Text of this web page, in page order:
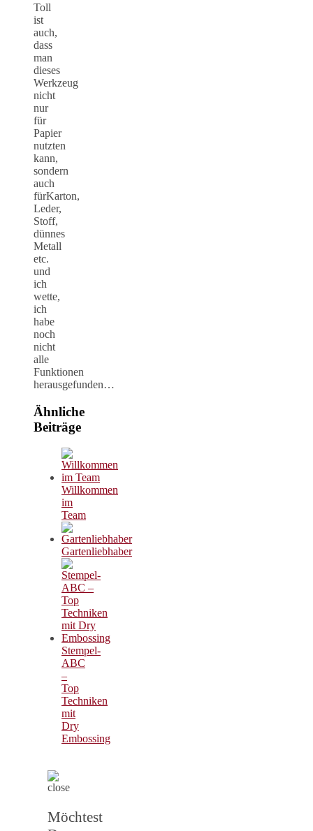
Toll
ist
auch,
dass
man
dieses
Werkzeug
nicht
nur
für
Papier
nutzten
kann,
sondern
auch
fürKarton,
Leder,
Stoff,
dünnes
Metall
etc.
und
ich
wette,
ich
habe
noch
nicht
alle
Funktionen
herausgefunden…
Ähnliche
Beiträge
Willkommen
im
Team
Gartenliebhaber
Stempel-
ABC
–
Top
Techniken
mit
Dry
Embossing
Möchtest